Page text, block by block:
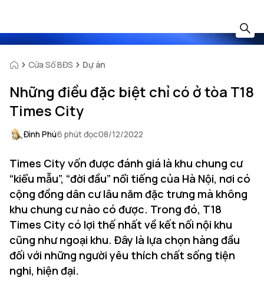
Cửa Sổ BĐS Dự án
Những điều đặc biệt chỉ có ở tòa T18
Times City
Đình Phú6 phút đọc08/12/2022
Times City vốn được đánh giá là khu chung cư
“kiểu mẫu”, “đời đầu” nổi tiếng của Hà Nội, nơi có
cộng đồng dân cư lâu năm đặc trưng mà không
khu chung cư nào có được. Trong đó, T18
Times City có lợi thế nhất về kết nối nội khu
cũng như ngoại khu. Đây là lựa chọn hàng đầu
đối với những người yêu thích chất sống tiện
nghi, hiện đại.